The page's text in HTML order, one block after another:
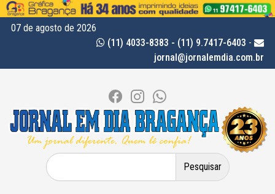
07 de agosto de 2026
(11) 4033-8383 - (11) 9.7417-6403 -
jornal@jornalemdia.com.br
Pesquisar
por: